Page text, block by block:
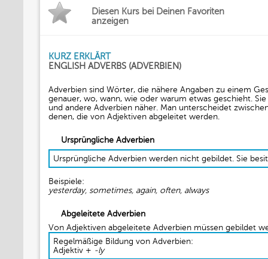
Diesen Kurs bei Deinen Favoriten
anzeigen
KURZ ERKLÄRT
ENGLISH ADVERBS (ADVERBIEN)
Adverbien sind Wörter, die nähere Angaben zu einem
genauer, wo, wann, wie oder warum etwas geschieht.
und andere Adverbien näher. Man unterscheidet
denen, die von Adjektiven abgeleitet werden.
Ursprüngliche Adverbien
Ursprüngliche Adverbien werden nicht gebildet. Sie
Beispiele:
yesterday, sometimes, again, often, always
Abgeleitete Adverbien
Von Adjektiven abgeleitete Adverbien müssen gebildet
Regelmäßige Bildung von Adverbien:
Adjektiv + -ly